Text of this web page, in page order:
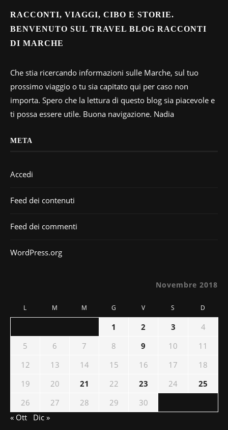
RACCONTI, VIAGGI, CIBO E STORIE.
BENVENUTO SUL TRAVEL BLOG RACCONTI
DI MARCHE
Che stia ricercando informazioni sulle Marche, sul tuo
prossimo viaggio o tu sia capitato qui per caso non
importa. Spero che la lettura di questo blog sia piacevole e
ti possa essere utile. Buona navigazione. Nadia
META
Accedi
Feed dei contenuti
Feed dei commenti
WordPress.org
Novembre 2018
L M M G V S D
1 2 3
4
5
6 7 8 9 10
11
12
13 14 15 16 17
18
19
20 21 22 23 24
25
26
27 28 29
30
« Ott
Dic »